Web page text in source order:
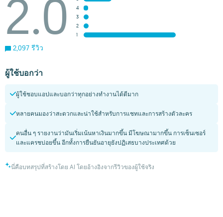
2.0
4
3
2
1
2,097 รีวิว
ผู้ใช้บอกว่า
ผู้ใช้ชอบแอปและบอกว่าทุกอย่างทำงานได้ดีมาก
หลายคนมองว่าสะดวกและน่าใช้สำหรับการแชทและการสร้างตัวละคร
คนอื่น ๆ รายงานว่ามันเริ่มเน้นหาเงินมากขึ้น มีโฆษณามากขึ้น การเซ็นเซอร์
และแครชบ่อยขึ้น อีกทั้งการยืนยันอายุยังปฏิเสธบางประเทศด้วย
นี่คือบทสรุปที่สร้างโดย AI โดยอ้างอิงจากรีวิวของผู้ใช้จริง